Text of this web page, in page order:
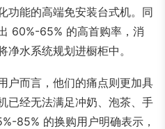
功能的高端免安装台式机。同
60%-65% 的高首购率，消
水系统规划进橱柜中。
户而言，他们的痛点则更加具
已经无法满足冲奶、泡茶、手
85% 的换购用户明确表示，